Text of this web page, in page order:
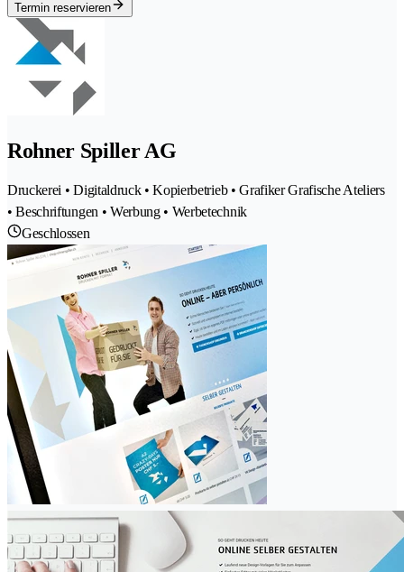
Termin reservieren
Rohner Spiller AG
Druckerei • Digitaldruck • Kopierbetrieb • Grafiker Grafische Ateliers
• Beschriftungen • Werbung • Werbetechnik
Geschlossen